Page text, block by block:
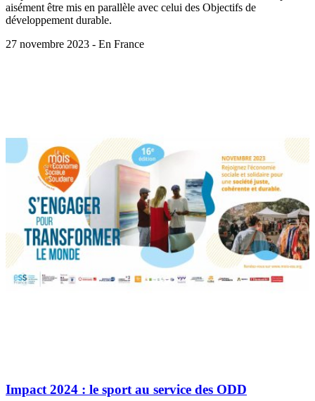
aisément être mis en parallèle avec celui des Objectifs de
développement durable.
27 novembre 2023 - En France
Impact 2024 : le sport au service des ODD